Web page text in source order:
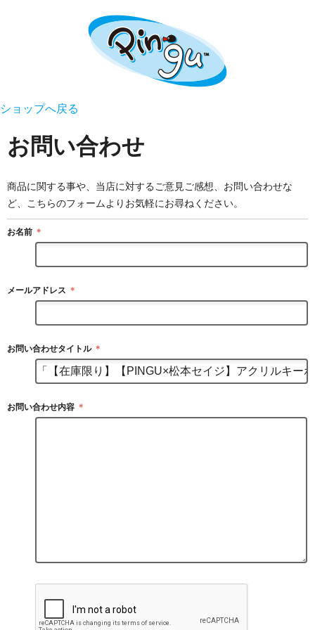
ショップへ戻る
お問い合わせ
商品に関する事や、当店に対するご意見ご感想、お問い合わせな
ど、こちらのフォームよりお気軽にお尋ねください。
お名前 ＊
メールアドレス ＊
お問い合わせタイトル ＊
お問い合わせ内容 ＊